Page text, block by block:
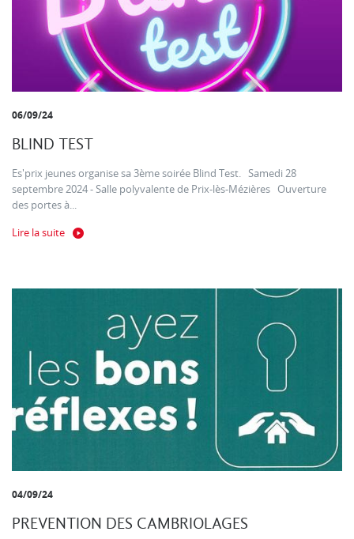
06/09/24
BLIND TEST
Es'prix jeunes organise sa 3ème soirée Blind Test. Samedi 28
septembre 2024 - Salle polyvalente de Prix-lès-Mézières Ouverture
des portes à...
Lire la suite
04/09/24
PREVENTION DES CAMBRIOLAGES